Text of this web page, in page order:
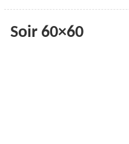
Soir 60×60